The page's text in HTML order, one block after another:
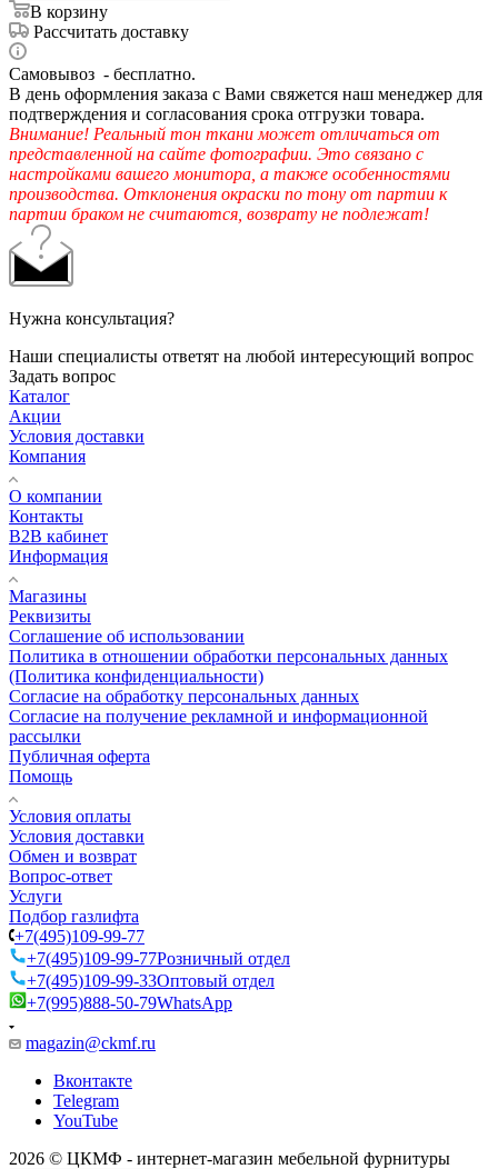
В корзину
Рассчитать доставку
Самовывоз - бесплатно.
В день оформления заказа с Вами свяжется наш менеджер для
подтверждения и согласования срока отгрузки товара.
Внимание! Реальный тон ткани может отличаться от
представленной на сайте фотографии. Это связано с
настройками вашего монитора, а также особенностями
производства. Отклонения окраски по тону от партии к
партии браком не считаются, возврату не подлежат!
Нужна консультация?
Наши специалисты ответят на любой интересующий вопрос
Задать вопрос
Каталог
Акции
Условия доставки
Компания
О компании
Контакты
B2B кабинет
Информация
Магазины
Реквизиты
Соглашение об использовании
Политика в отношении обработки персональных данных
(Политика конфиденциальности)
Согласие на обработку персональных данных
Согласие на получение рекламной и информационной
рассылки
Публичная оферта
Помощь
Условия оплаты
Условия доставки
Обмен и возврат
Вопрос-ответ
Услуги
Подбор газлифта
+7(495)109-99-77
+7(495)109-99-77Розничный отдел
+7(495)109-99-33Оптовый отдел
+7(995)888-50-79WhatsApp
magazin@ckmf.ru
Вконтакте
Telegram
YouTube
2026 © ЦКМФ - интернет-магазин мебельной фурнитуры